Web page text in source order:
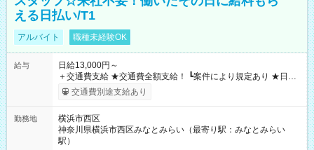
える日払い/T1
アルバイト 職種未経験OK
給与
日給13,000円～
＋交通費支給 ★交通費全額支給！ ┗案件により規定あり ★日払
いOK！（規定あり） ┗働いたその日に現金GET♪ お仕事後はコ
ンビニATMから 日払い分を引き落とせます！ 【試用期間】試
交通費別途支給あり
勤務地
横浜市西区
神奈川県横浜市西区みなとみらい（最寄り駅：みなとみらい
駅）